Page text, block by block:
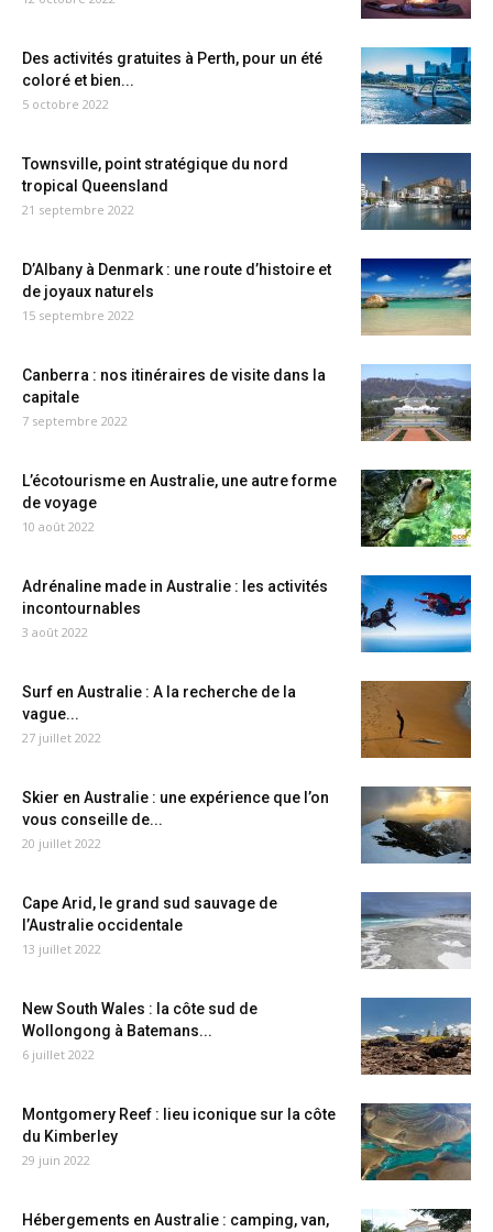
Des activités gratuites à Perth, pour un été
coloré et bien...
5 octobre 2022
Townsville, point stratégique du nord
tropical Queensland
21 septembre 2022
D’Albany à Denmark : une route d’histoire et
de joyaux naturels
15 septembre 2022
Canberra : nos itinéraires de visite dans la
capitale
7 septembre 2022
L’écotourisme en Australie, une autre forme
de voyage
10 août 2022
Adrénaline made in Australie : les activités
incontournables
3 août 2022
Surf en Australie : A la recherche de la
vague...
27 juillet 2022
Skier en Australie : une expérience que l’on
vous conseille de...
20 juillet 2022
Cape Arid, le grand sud sauvage de
l’Australie occidentale
13 juillet 2022
New South Wales : la côte sud de
Wollongong à Batemans...
6 juillet 2022
Montgomery Reef : lieu iconique sur la côte
du Kimberley
29 juin 2022
Hébergements en Australie : camping, van,